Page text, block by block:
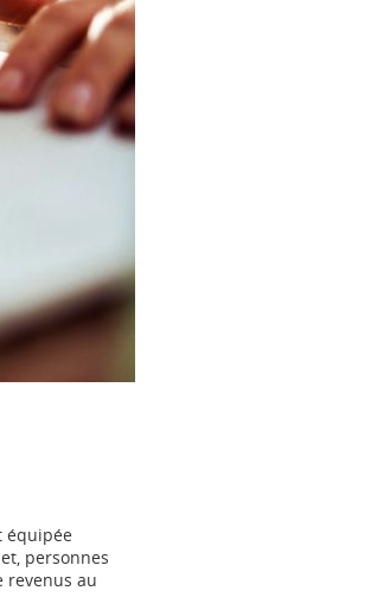
équipée
personnes
revenus au